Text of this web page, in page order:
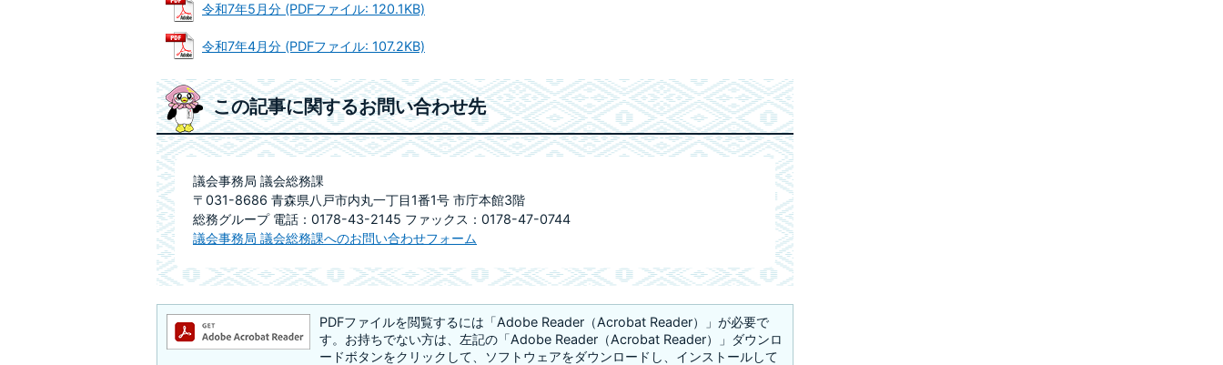
令和7年5月分 (PDFファイル: 120.1KB)
令和7年4月分 (PDFファイル: 107.2KB)
この記事に関するお問い合わせ先
議会事務局 議会総務課
〒031-8686 青森県八戸市内丸一丁目1番1号 市庁本館3階
総務グループ 電話：0178-43-2145 ファックス：0178-47-0744
議会事務局 議会総務課へのお問い合わせフォーム
PDFファイルを閲覧するには「Adobe Reader（Acrobat Reader）」が必要で
す。お持ちでない方は、左記の「Adobe Reader（Acrobat Reader）」ダウンロ
ードボタンをクリックして、ソフトウェアをダウンロードし、インストールして